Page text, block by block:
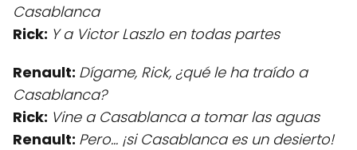
Casablanca
Rick: Y a Victor Laszlo en todas partes
Renault: Dígame, Rick, ¿qué le ha traído a
Casablanca?
Rick: Vine a Casablanca a tomar las aguas
Renault: Pero... ¡si Casablanca es un desierto!